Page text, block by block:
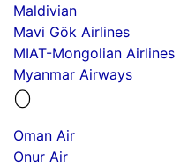
Maldivian
Mavi Gök Airlines
MIAT-Mongolian Airlines
Myanmar Airways
O
Oman Air
Onur Air